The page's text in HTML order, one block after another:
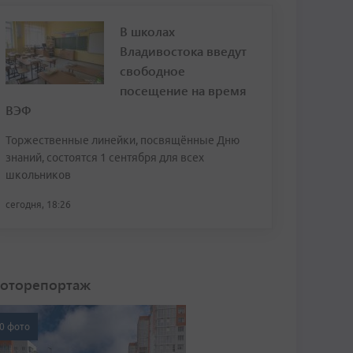
В школах
Владивостока введут
свободное
посещение на время
ВЭФ
Торжественные линейки, посвящённые Дню
знаний, состоятся 1 сентября для всех
школьников
сегодня, 18:26
фото